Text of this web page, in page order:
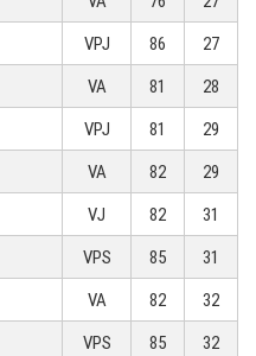
VPJ 86
27
VA 81
28
VPJ 81
29
VA 82
29
VJ 82
31
VPS 85
31
VA 82
32
VPS 85
32